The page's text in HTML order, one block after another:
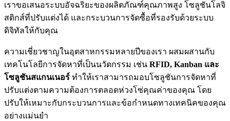
เราขอเสนอระบบอัจฉริยะของผลิตภัณฑ์คุณภาพสูง โซลูชันโลจิ
สติกส์ที่ปรับแต่งได้ และกระบวนการจัดซื้อที่รองรับด้วยระบบ
ดิจิทัลให้กับคุณ
ความเชี่ยวชาญในอุตสาหกรรมหลายปีของเรา ผสมผสานกับ
เทคโนโลยีการจัดหาที่เป็นนวัตกรรม เช่น RFID, Kanban และ
โซลูชันสแกนเนอร์ ทำให้เราสามารถมอบโซลูชันการจัดหาที่
ปรับแต่งตามความต้องการตลอดห่วงโซ่คุณค่าของคุณ โดย
ปรับให้เหมาะกับกระบวนการและข้อกำหนดทางเทคนิคของคุณ
อย่างแม่นยำ